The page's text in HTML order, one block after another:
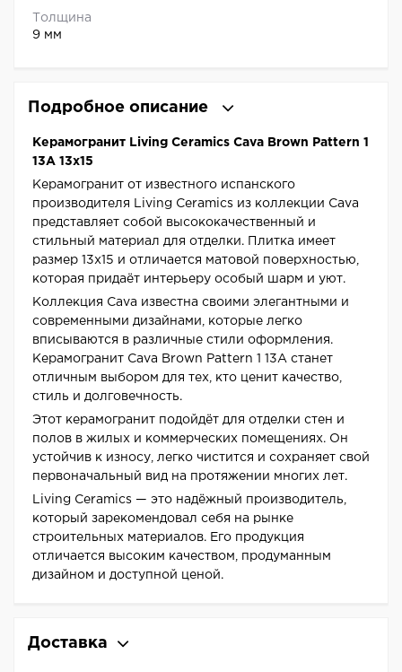
Толщина
9 мм
Подробное описание
Керамогранит Living Ceramics Cava Brown Pattern 1
13A 13x15
Керамогранит от известного испанского
производителя Living Ceramics из коллекции Cava
представляет собой высококачественный и
стильный материал для отделки. Плитка имеет
размер 13x15 и отличается матовой поверхностью,
которая придаёт интерьеру особый шарм и уют.
Коллекция Cava известна своими элегантными и
современными дизайнами, которые легко
вписываются в различные стили оформления.
Керамогранит Cava Brown Pattern 1 13A станет
отличным выбором для тех, кто ценит качество,
стиль и долговечность.
Этот керамогранит подойдёт для отделки стен и
полов в жилых и коммерческих помещениях. Он
устойчив к износу, легко чистится и сохраняет свой
первоначальный вид на протяжении многих лет.
Living Ceramics — это надёжный производитель,
который зарекомендовал себя на рынке
строительных материалов. Его продукция
отличается высоким качеством, продуманным
дизайном и доступной ценой.
Доставка